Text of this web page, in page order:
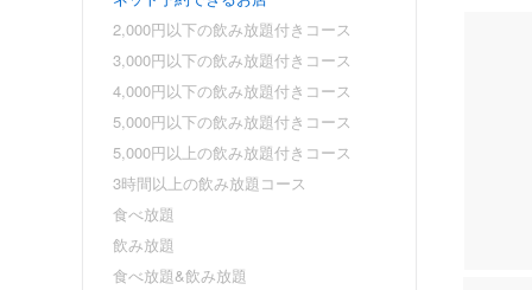
2,000円以下の飲み放題付きコース
3,000円以下の飲み放題付きコース
4,000円以下の飲み放題付きコース
5,000円以下の飲み放題付きコース
5,000円以上の飲み放題付きコース
3時間以上の飲み放題コース
食べ放題
飲み放題
食べ放題&飲み放題